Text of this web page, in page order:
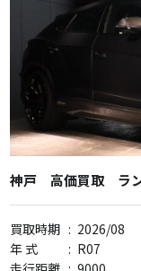
神戸 高価買取 ラン
買取時期 : 2026/08
年 式
: R07